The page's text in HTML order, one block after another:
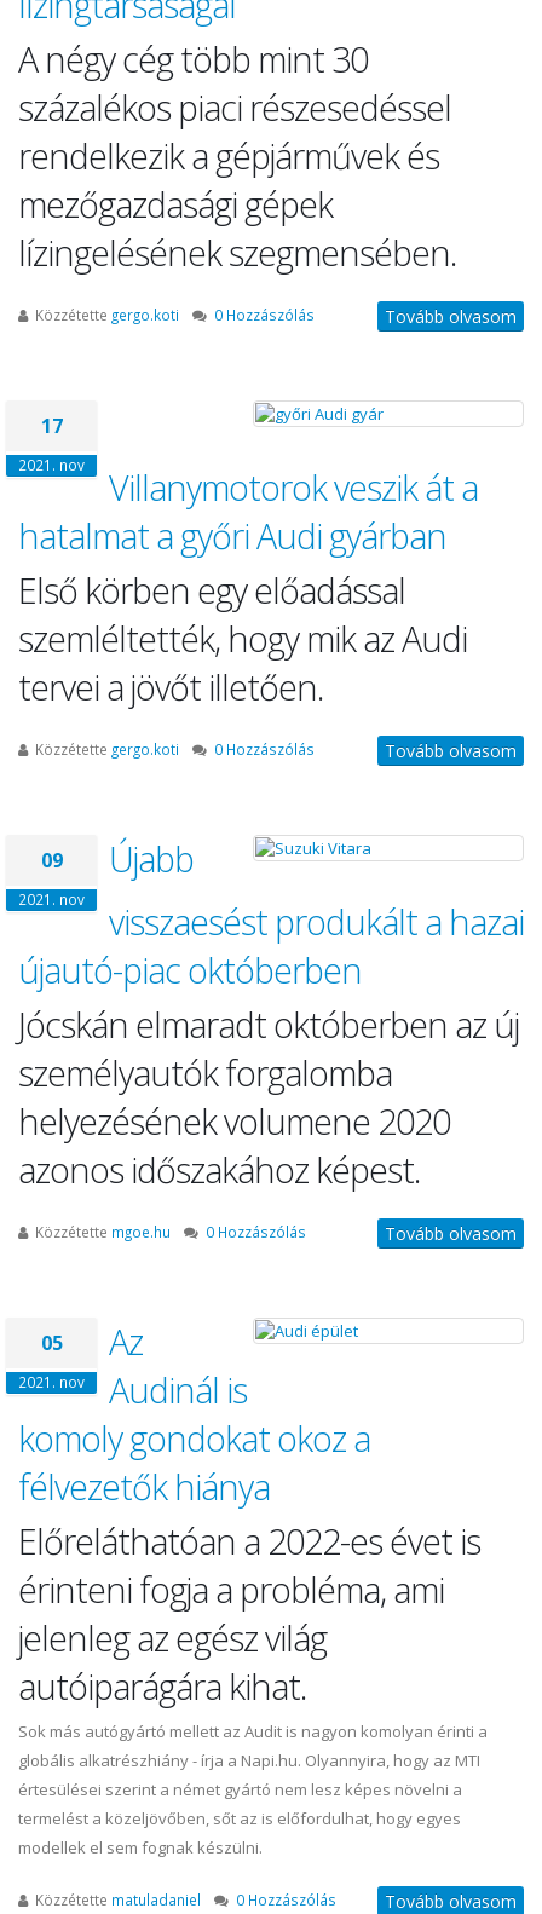
A négy cég több mint 30
százalékos piaci részesedéssel
rendelkezik a gépjárművek és
mezőgazdasági gépek
lízingelésének szegmensében.
Közzétette gergo.koti 0 Hozzászólás Tovább olvasom
17
2021. nov
Villanymotorok veszik át a
hatalmat a győri Audi gyárban
Első körben egy előadással
szemléltették, hogy mik az Audi
tervei a jövőt illetően.
Közzétette gergo.koti 0 Hozzászólás Tovább olvasom
09
2021. nov
Újabb
visszaesést produkált a hazai
újautó-piac októberben
Jócskán elmaradt októberben az új
személyautók forgalomba
helyezésének volumene 2020
azonos időszakához képest.
Közzétette mgoe.hu 0 Hozzászólás Tovább olvasom
05
2021. nov
Az
Audinál is
komoly gondokat okoz a
félvezetők hiánya
Előreláthatóan a 2022-es évet is
érinteni fogja a probléma, ami
jelenleg az egész világ
autóiparágára kihat.
Sok más autógyártó mellett az Audit is nagyon komolyan érinti a
globális alkatrészhiány - írja a Napi.hu. Olyannyira, hogy az MTI
értesülései szerint a német gyártó nem lesz képes növelni a
termelést a közeljövőben, sőt az is előfordulhat, hogy egyes
modellek el sem fognak készülni.
Közzétette matuladaniel 0 Hozzászólás Tovább olvasom